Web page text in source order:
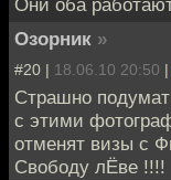
Озорник »
#20 | 18.06.10 20:50 |
Страшно
с этими
отменят визы с
Свободу лЁве !!!!